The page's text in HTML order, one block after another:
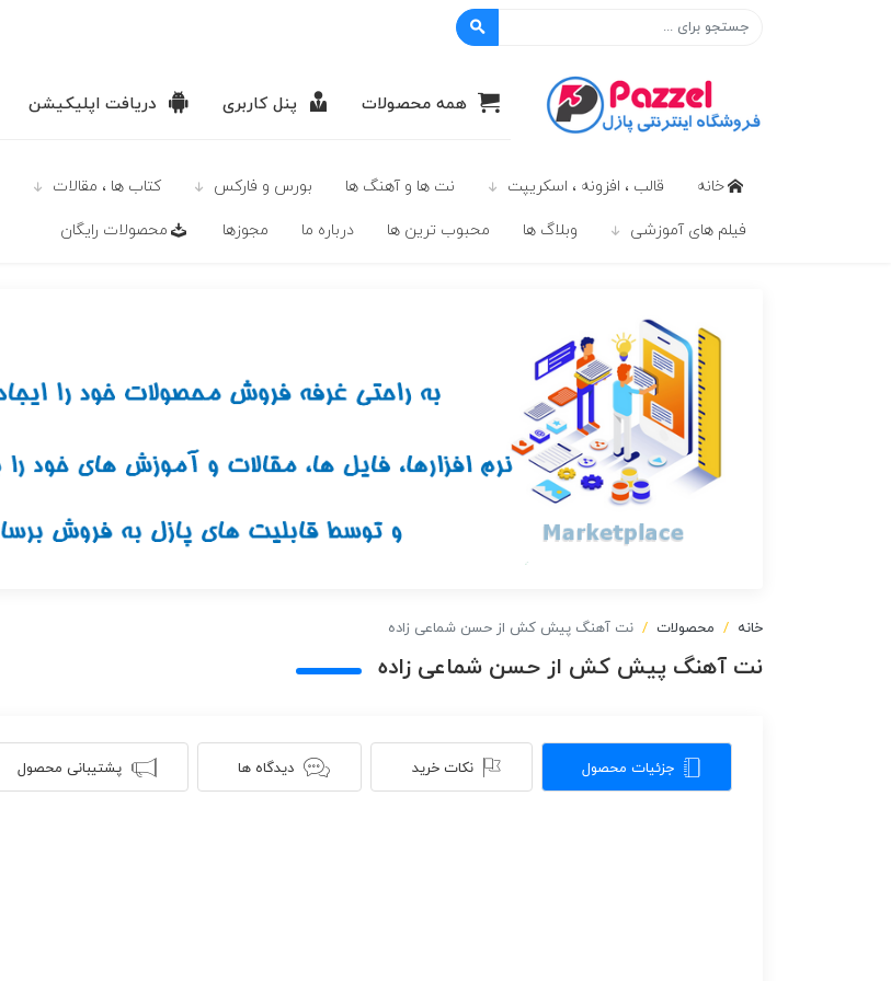
همه محصولات پنل کاربری دریافت اپلیکیشن
خانه قالب ، افزونه ، اسکریپت نت ها و آهنگ ها بورس و فارکس كتاب ها ، مقالات
فیلم های آموزشی وبلاگ ها محبوب ترين ها درباره ما مجوزها محصولات رايگان
خانه محصولات نت آهنگ پیش کش از حسن شماعی زاده
نت آهنگ پیش کش از حسن شماعی زاده
جزئیات محصول نکات خرید دیدگاه ها پشتیبانی محصول